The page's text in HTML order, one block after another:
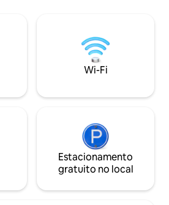
Não
banquete fijiano
uma
para
quiser estar, ou
local, restaurante e
segunda vila
pergunte!
Wi-Fi
Estacionamento
gratuito no local